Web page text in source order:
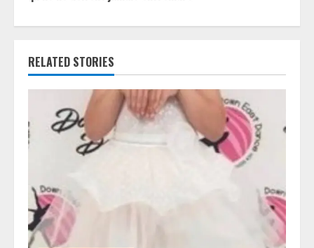
e
R
e
a
d
n
g
RELATED STORIES